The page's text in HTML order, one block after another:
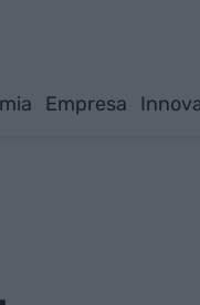
Empresa